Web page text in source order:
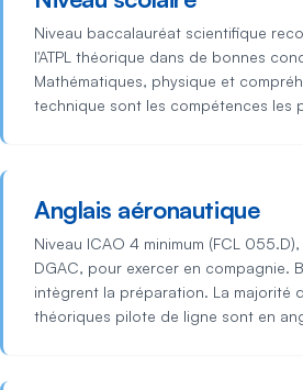
Niveau baccalauréat scientifique
l'ATPL théorique dans de bonnes
Mathématiques, physique et
technique sont les compétences les
Anglais aéronautique
Niveau ICAO 4 minimum (FCL
DGAC, pour exercer en compagnie.
intègrent la préparation. La majorité
théoriques pilote de ligne sont en